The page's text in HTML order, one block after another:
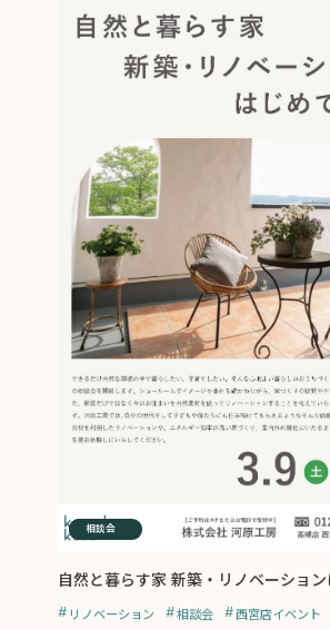
イベント
相談会
自然と暮らす家 新築・リノベーショ
リノベーション 相談会 西宮店イベント